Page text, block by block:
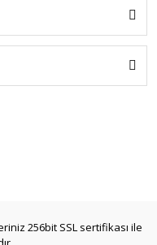
256bit SSL sertifikası ile